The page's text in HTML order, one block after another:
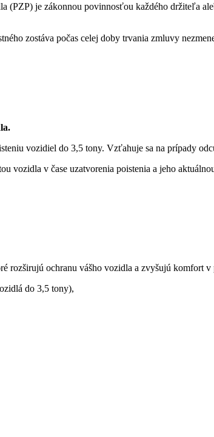
(PZP) je zákonnou povinnosťou každého držiteľa
zostáva počas celej doby trvania zmluvy
vozidiel do 3,5 tony. Vzťahuje sa na prípady
vozidla v čase uzatvorenia poistenia a jeho
ochranu vášho vozidla a zvyšujú komfort v
do 3,5 tony),